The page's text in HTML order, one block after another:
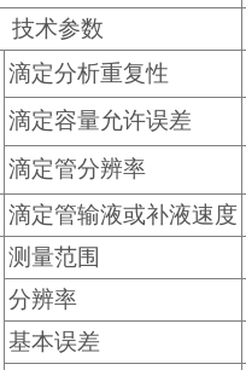
技术参数
滴定分析重复性
滴定容量允许误差
滴定管分辨率
滴定管输液或补液速度
测量范围
分辨率
基本误差